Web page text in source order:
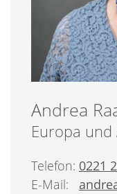
Andrea
Europa
Telefon: 0221
E-Mail: